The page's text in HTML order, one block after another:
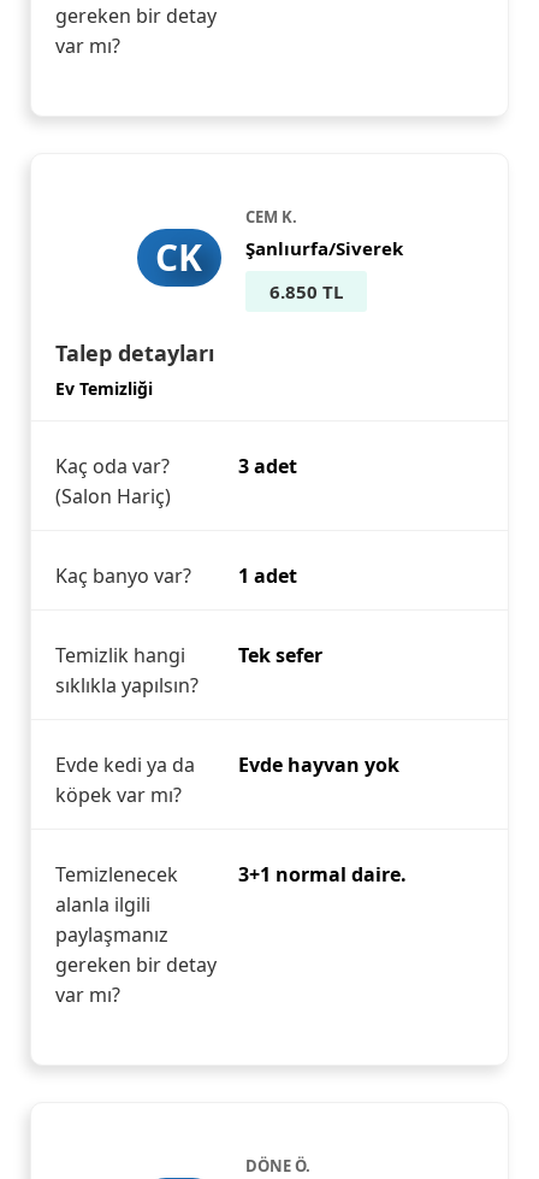
gereken bir detay
var mı?
CK
CEM K.
Şanlıurfa/Siverek
6.850 TL
Talep detayları
Ev Temizliği
Kaç oda var?
(Salon Hariç)
3 adet
Kaç banyo var? 1 adet
Temizlik hangi
sıklıkla yapılsın?
Tek sefer
Evde kedi ya da
köpek var mı?
Evde hayvan yok
Temizlenecek
alanla ilgili
paylaşmanız
gereken bir detay
var mı?
3+1 normal daire.
DÖNE Ö.